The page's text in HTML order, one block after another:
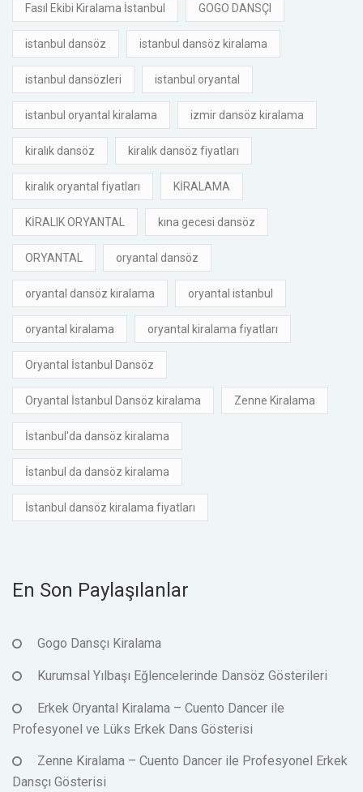
Fasıl Ekibi Kiralama İstanbul GOGO DANSÇI
istanbul dansöz istanbul dansöz kiralama
istanbul dansözleri istanbul oryantal
istanbul oryantal kiralama izmir dansöz kiralama
kiralık dansöz kiralık dansöz fiyatları
kiralık oryantal fiyatları KİRALAMA
KİRALIK ORYANTAL kına gecesi dansöz
ORYANTAL oryantal dansöz
oryantal dansöz kiralama oryantal istanbul
oryantal kiralama oryantal kiralama fiyatları
Oryantal İstanbul Dansöz
Oryantal İstanbul Dansöz kiralama Zenne Kiralama
İstanbul'da dansöz kiralama
İstanbul da dansöz kiralama
İstanbul dansöz kiralama fiyatları
En Son Paylaşılanlar
Gogo Dansçı Kiralama
Kurumsal Yılbaşı Eğlencelerinde Dansöz Gösterileri
Erkek Oryantal Kiralama – Cuento Dancer ile
Profesyonel ve Lüks Erkek Dans Gösterisi
Zenne Kiralama – Cuento Dancer ile Profesyonel Erkek
Dansçı Gösterisi